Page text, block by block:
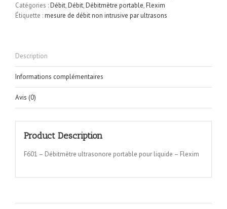
Catégories :Débit,Débit,Débitmètre portable,Flexim
Étiquette :mesure de débit non intrusive par ultrasons
Description
Informations complémentaires
Avis (0)
Product Description
F601 – Débitmètre ultrasonore portable pour liquide – Flexim